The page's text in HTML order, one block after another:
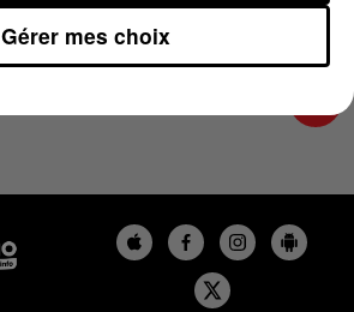
Gérer mes choix